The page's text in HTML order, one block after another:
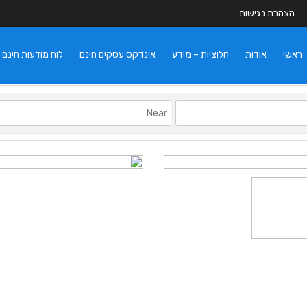
הצהרת נגישות
לוח מודעות חינם אינדקס עסקים חינם חלוציות – מידע אודות ראשי